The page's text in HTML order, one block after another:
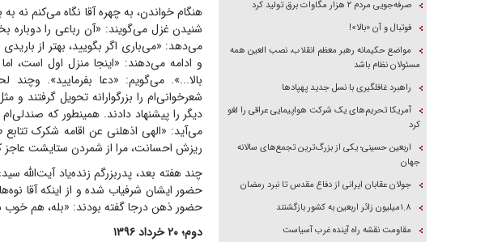
هنگام خواندن، به چهره آقا نگاه می‌کنم نه
شنیدن غزل می‌گویند: «آن رباعی را دوباره
می‌دهد: «می‌باری اگر بگویید، بهتر از
و ادامه می‌دهند: «اینجا منزل اول است،
بالا...». می‌گویم: «دعا بفرمایید». وچند
شعرخوانی‌ام را بزرگوارانه تحویل
دیگر را پیشنهاد دادند. همینطور که
می‌آید: «الهی اذهلنی عن اقامه شکرک
ریزش احسانت، مرا از شمردن ستایشت عاجز
چند هفته بعد، پدربزرگم زنده‌یاد آیت‌الله
حضور ایشان شرفیاب شده و از اینکه آقا
حضور ذهن درجا گفته بودند: «بله، هم
دوم؛ ۲۰ خرداد ۱۳۹۶
صرفه‌جویی مردم ۲ هزار مگاوات برق تولید کرد
فوتبال و آن «بالا»!
مواضع حکیمانه رهبر معظم انقلاب، نصب العین همه
مسئولان نظام باشد
راهبرد غافلگیری با نسل جدید پهپاد‌ها
آمریکا تحریم‌های یک شرکت هواپیمایی عراقی را لغو
کرد
اربعین حسینی؛ یکی از بزرگ‌ترین تجمع‌های سالانه
جهان
جولان عقابان ایرانی از دفاع مقدس تا نبرد رمضان
۱.۸میلیون زائر اربعین به کشور بازگشتند
مقاومت نقشه راه آینده غرب آسیاست